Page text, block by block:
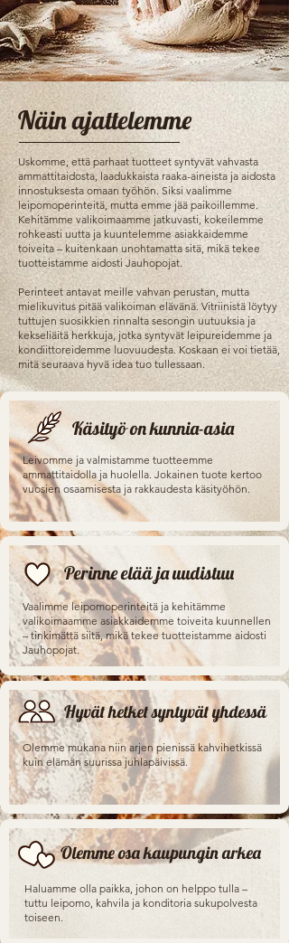
Näin ajattelemme
Uskomme, että parhaat tuotteet syntyvät vahvasta
ammattitaidosta, laadukkaista raaka-aineista ja aidosta
innostuksesta omaan työhön. Siksi vaalimme
leipomoperinteitä, mutta emme jää paikoillemme.
Kehitämme valikoimaamme jatkuvasti, kokeilemme
rohkeasti uutta ja kuuntelemme asiakkaidemme
toiveita – kuitenkaan unohtamatta sitä, mikä tekee
tuotteistamme aidosti Jauhopojat.
Perinteet antavat meille vahvan perustan, mutta
mielikuvitus pitää valikoiman elävänä. Vitriinistä löytyy
tuttujen suosikkien rinnalta sesongin uutuuksia ja
kekseliäitä herkkuja, jotka syntyvät leipureidemme ja
kondiittoreidemme luovuudesta. Koskaan ei voi tietää,
mitä seuraava hyvä idea tuo tullessaan.
Käsityö on kunnia-asia
Leivomme ja valmistamme tuotteemme
ammattitaidolla ja huolella. Jokainen tuote kertoo
vuosien osaamisesta ja rakkaudesta käsityöhön.
Perinne elää ja uudistuu
Vaalimme leipomoperinteitä ja kehitämme
valikoimaamme asiakkaidemme toiveita kuunnellen
– tinkimättä siitä, mikä tekee tuotteistamme aidosti
Jauhopojat.
Hyvät hetket syntyvät yhdessä
Olemme mukana niin arjen pienissä kahvihetkissä
kuin elämän suurissa juhlapäivissä.
Olemme osa kaupungin arkea
Haluamme olla paikka, johon on helppo tulla –
tuttu leipomo, kahvila ja konditoria sukupolvesta
toiseen.